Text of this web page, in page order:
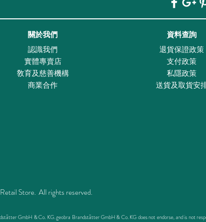
關於我們
資料查詢
認識我們
實體專賣店
敎育及慈善機構
商業合作
退貨保證政策
支付政策
私隱政策
送貨及取貨安
Store. All rights reserved.
GmbH & Co. KG. geobra Brandstätter GmbH & Co. KG does not endorse, and is not